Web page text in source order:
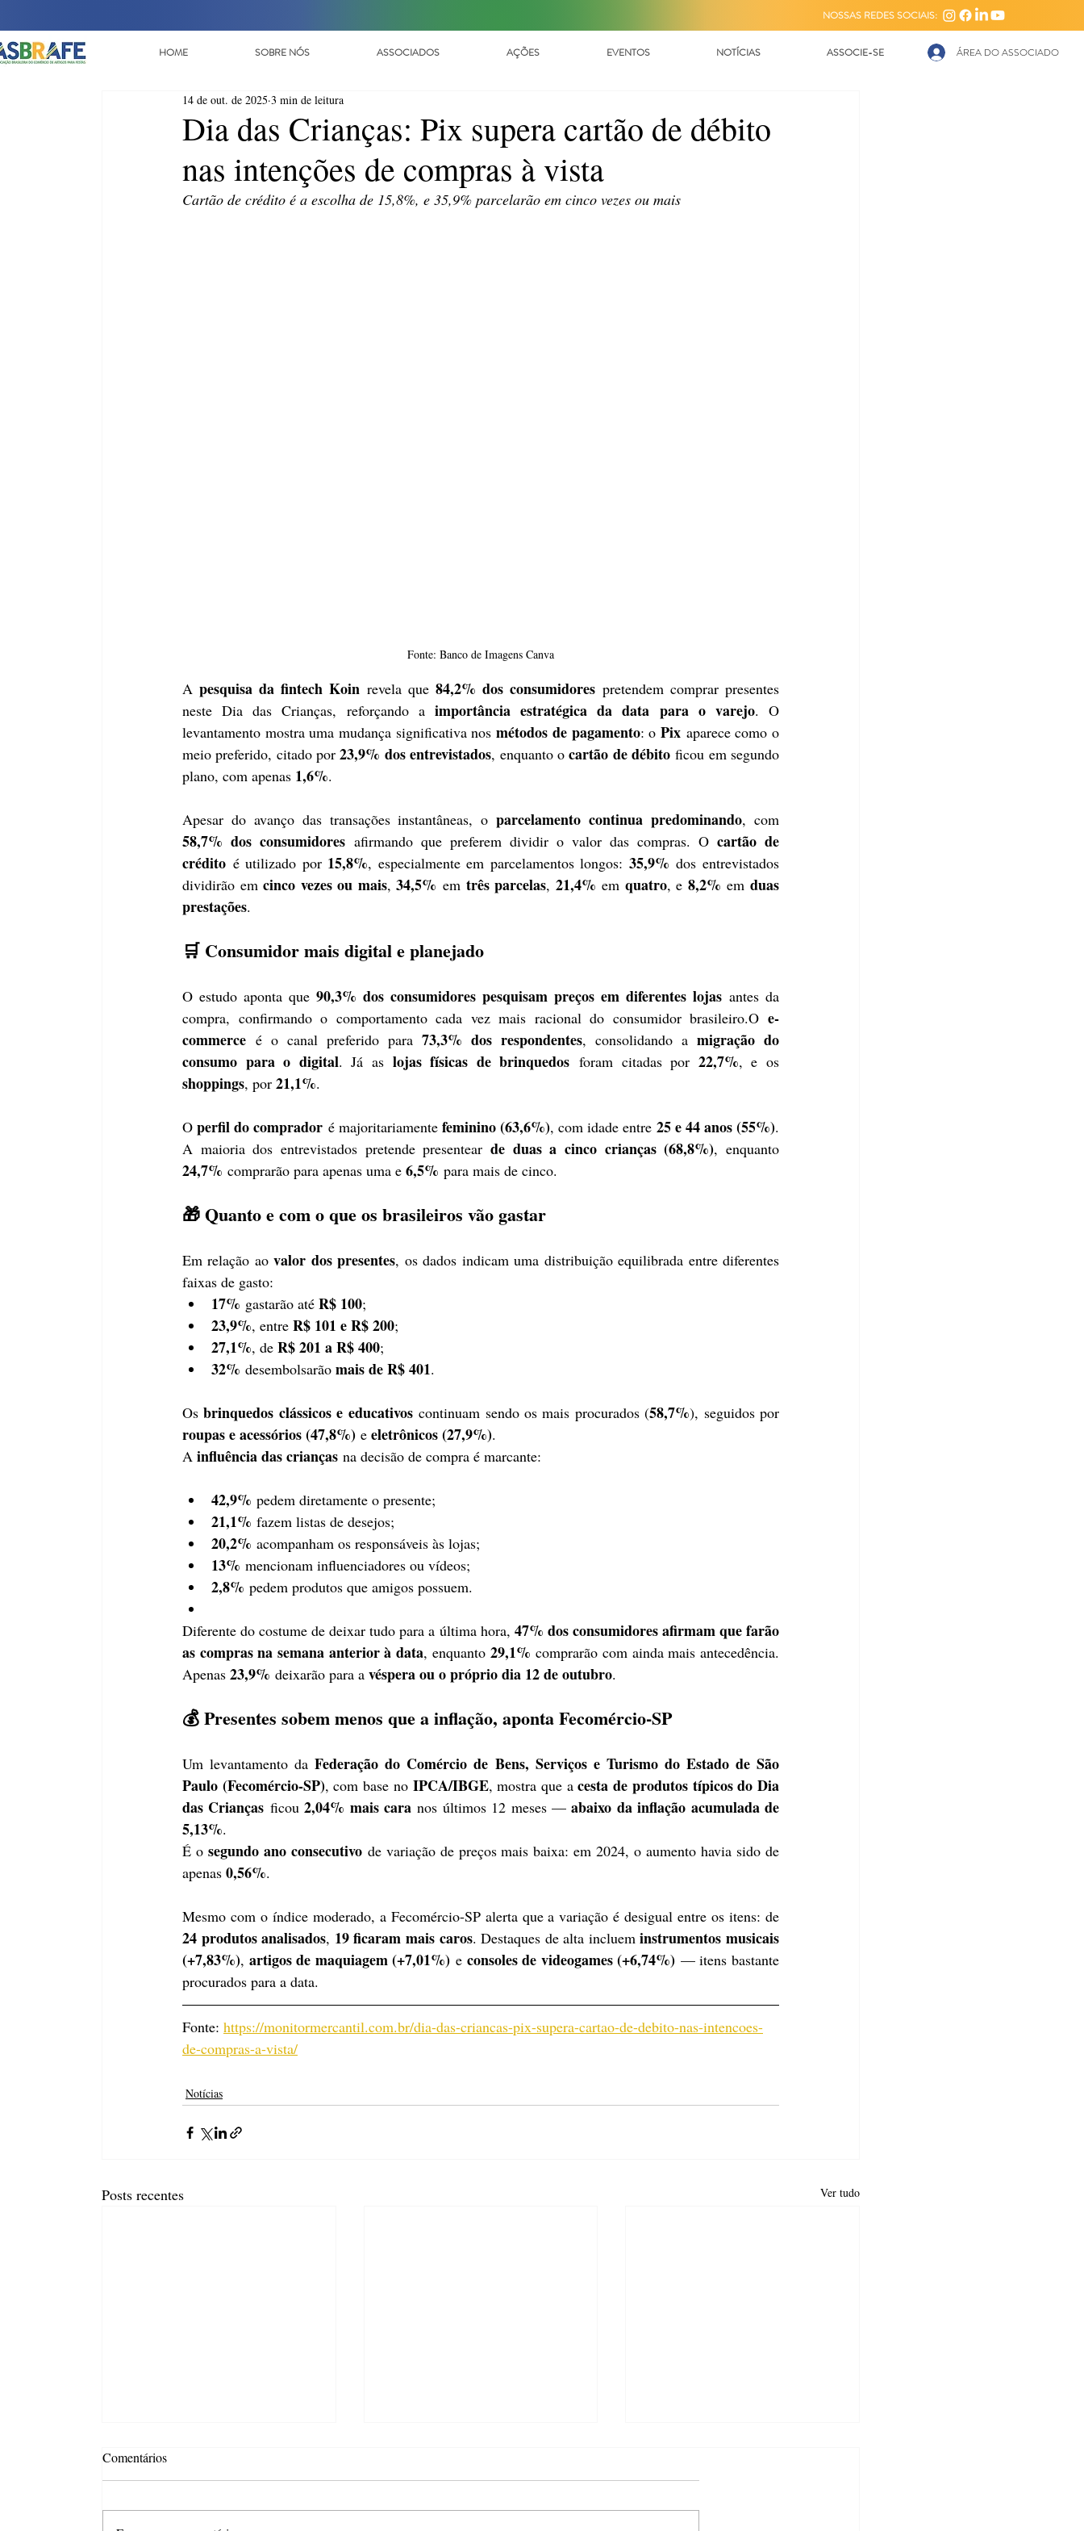
NOSSAS REDES SOCIAIS:
HOME SOBRE NÓS ASSOCIADOS AÇÕES EVENTOS NOTÍCIAS ASSOCIE-SE ÁREA DO ASSOCIADO
Dia das Crianças: Pix supera cartão de débito
nas intenções de compras à vista
14 de out. de 2025 3 min de leitura
Cartão de crédito é a escolha de 15,8%, e 35,9% parcelarão em cinco vezes ou mais
Fonte: Banco de Imagens Canva
A pesquisa da fintech Koin revela que 84,2% dos consumidores pretendem comprar presentes
neste Dia das Crianças, reforçando a importância estratégica da data para o varejo. O
levantamento mostra uma mudança significativa nos métodos de pagamento: o Pix aparece como o
meio preferido, citado por 23,9% dos entrevistados, enquanto o cartão de débito ficou em segundo
plano, com apenas 1,6%.
Apesar do avanço das transações instantâneas, o parcelamento continua predominando
58,7% dos consumidores afirmando que preferem dividir o valor das compras. O cartão de
crédito é utilizado por 15,8%, especialmente em parcelamentos longos: 35,9% dos entrevistados
dividirão em cinco vezes ou mais, 34,5% em três parcelas, 21,4% em quatro, e 8,2% em duas
prestações.
🛒 Consumidor mais digital e planejado
O estudo aponta que 90,3% dos consumidores pesquisam preços em diferentes lojas antes da
compra, confirmando o comportamento cada vez mais racional do consumidor brasileiro.O e-
commerce é o canal preferido para 73,3% dos respondentes, consolidando a migração do
consumo para o digital. Já as lojas físicas de brinquedos foram citadas por 22,7%
shoppings, por 21,1%.
O perfil do comprador é majoritariamente feminino (63,6%), com idade entre 25 e 44 anos (55%).
A maioria dos entrevistados pretende presentear de duas a cinco crianças (68,8%)
24,7% comprarão para apenas uma e 6,5% para mais de cinco.
🎁 Quanto e com o que os brasileiros vão gastar
Em relação ao valor dos presentes, os dados indicam uma distribuição equilibrada entre diferentes
faixas de gasto:
17% gastarão até R$ 100;
23,9%, entre R$ 101 e R$ 200;
27,1%, de R$ 201 a R$ 400;
32% desembolsarão mais de R$ 401.
Os brinquedos clássicos e educativos continuam sendo os mais procurados (58,7%
roupas e acessórios (47,8%) e eletrônicos (27,9%).
A influência das crianças na decisão de compra é marcante:
42,9% pedem diretamente o presente;
21,1% fazem listas de desejos;
20,2% acompanham os responsáveis às lojas;
13% mencionam influenciadores ou vídeos;
2,8% pedem produtos que amigos possuem.
Diferente do costume de deixar tudo para a última hora, 47% dos consumidores afirmam que farão
as compras na semana anterior à data, enquanto 29,1% comprarão com ainda mais antecedência.
Apenas 23,9% deixarão para a véspera ou o próprio dia 12 de outubro.
💰 Presentes sobem menos que a inflação, aponta Fecomércio-SP
Um levantamento da Federação do Comércio de Bens, Serviços e Turismo do Estado de São
Paulo (Fecomércio-SP), com base no IPCA/IBGE, mostra que a cesta de produtos típicos do Dia
das Crianças ficou 2,04% mais cara nos últimos 12 meses — abaixo da inflação acumulada de
5,13%.
É o segundo ano consecutivo de variação de preços mais baixa: em 2024, o aumento havia sido de
apenas 0,56%.
24 produtos analisados, 19 ficaram mais caros. Destaques de alta incluem instrumentos musicais
(+7,83%), artigos de maquiagem (+7,01%) e consoles de videogames (+6,74%) — itens bastante
procurados para a data.
Fonte: https://monitormercantil.com.br/dia-das-criancas-pix-supera-cartao-de-debito-nas-intencoes-
de-compras-a-vista/
Notícias
Posts recentes Ver tudo
Comentários